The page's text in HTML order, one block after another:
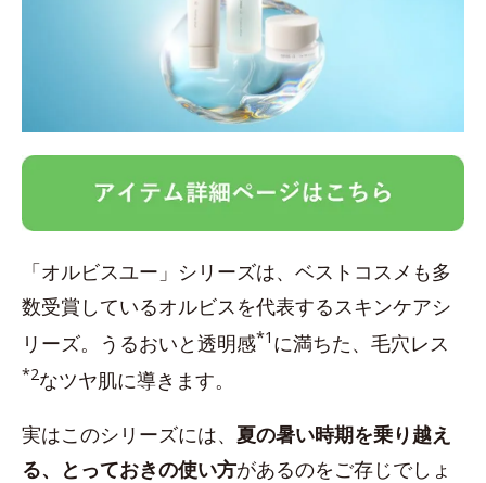
「オルビスユー」シリーズは、ベストコスメも多
数受賞しているオルビスを代表するスキンケアシ
リーズ。うるおいと透明感*1 に満ちた、毛穴レス
*2なツヤ肌に導きます。
実はこのシリーズには、 夏の暑い時期を乗り越え
る、とっておきの使い方があるのをご存じでしょ